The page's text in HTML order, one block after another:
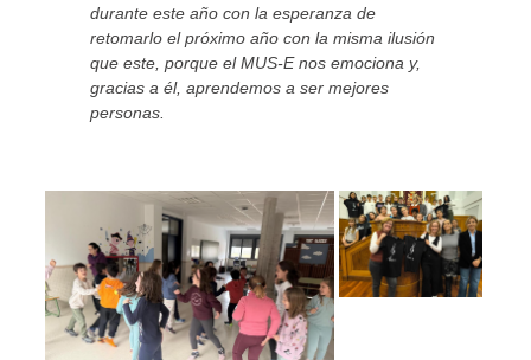
durante este año con la esperanza de
retomarlo el próximo año con la misma ilusión
que este, porque el MUS-E nos emociona y,
gracias a él, aprendemos a ser mejores
personas.